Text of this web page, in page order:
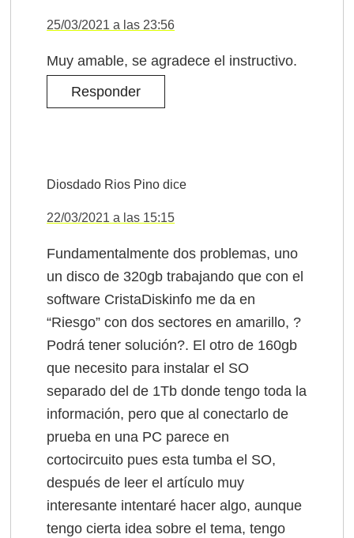
25/03/2021 a las 23:56
Muy amable, se agradece el instructivo.
Responder
Diosdado Rios Pino dice
22/03/2021 a las 15:15
Fundamentalmente dos problemas, uno
un disco de 320gb trabajando que con el
software CristaDiskinfo me da en
“Riesgo” con dos sectores en amarillo, ?
Podrá tener solución?. El otro de 160gb
que necesito para instalar el SO
separado del de 1Tb donde tengo toda la
información, pero que al conectarlo de
prueba en una PC parece en
cortocircuito pues esta tumba el SO,
después de leer el artículo muy
interesante intentaré hacer algo, aunque
tengo cierta idea sobre el tema, tengo